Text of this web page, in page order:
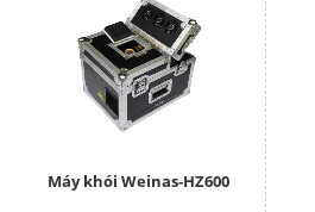
Máy khói Weinas-HZ600